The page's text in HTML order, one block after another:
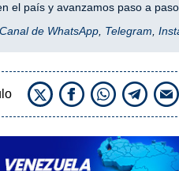
el país y avanzamos paso a
Canal de WhatsApp, Telegram